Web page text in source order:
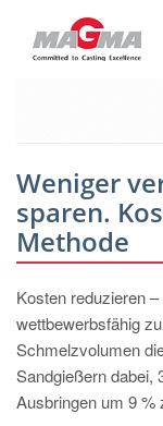
MAGMA
EN
CS
MAGMA
EN
ES
MAGMA Asien-
EN
Weniger
sparen.
Methode
Kosten reduzieren
wettbewerbsfähig
Schmelzvolumen
Sandgießern dabei,
Ausbringen um 9 %